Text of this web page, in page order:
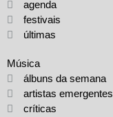
agenda
festivais
últimas
Música
álbuns da semana
artistas emergentes
críticas